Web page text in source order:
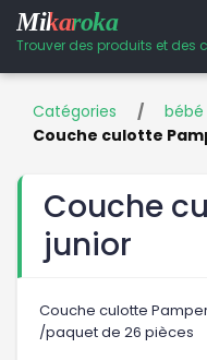
Mikaroka
Trouver des produits et des
Catégories / bébé
Couche culotte
Couche
junior
Couche culotte
/paquet de 26 pièces